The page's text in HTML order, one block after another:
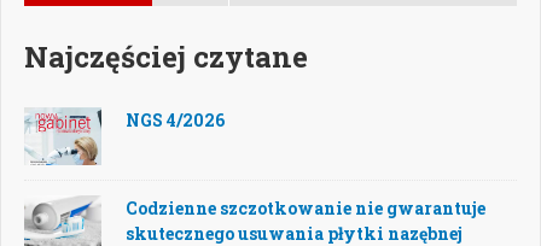
Najczęściej czytane
NGS 4/2026
Codzienne szczotkowanie nie gwarantuje
skutecznego usuwania płytki nazębnej